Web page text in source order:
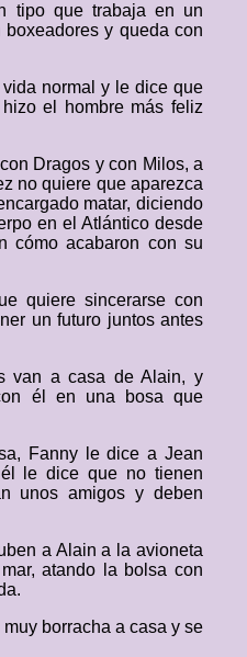
tipo que trabaja en un
y queda con
normal y le dice que
el hombre más feliz
Dragos y con Milos, a
no quiere que aparezca
matar, diciendo
en el Atlántico desde
cómo acabaron con su
quiere sincerarse con
un futuro juntos antes
van a casa de Alain, y
él en una bosa que
Fanny le dice a Jean
le dice que no tienen
unos amigos y deben
a Alain a la avioneta
atando la bolsa con
borracha a casa y se